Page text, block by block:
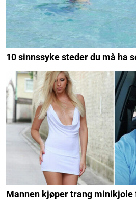
10 sinnssyke steder du må ha
Mannen kjøper trang minikjole